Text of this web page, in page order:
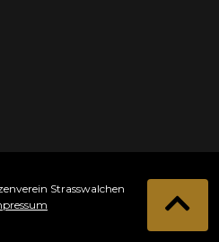
Strasswalchen